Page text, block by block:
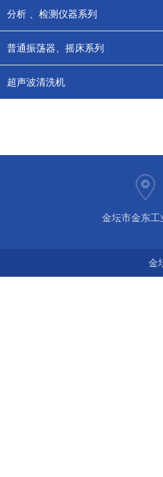
分析 、检测仪器系列
普通振荡器、摇床系列
超声波清洗机
金坛市金东工
金